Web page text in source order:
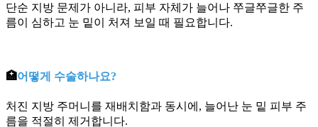
단순 지방 문제가 아니라, 피부 자체가 늘어나 쭈글쭈글한 주
름이 심하고 눈 밑이 처져 보일 때 필요합니다.
🏥어떻게 수술하나요?
처진 지방 주머니를 재배치함과 동시에, 늘어난 눈 밑 피부 주
름을 적절히 제거합니다.